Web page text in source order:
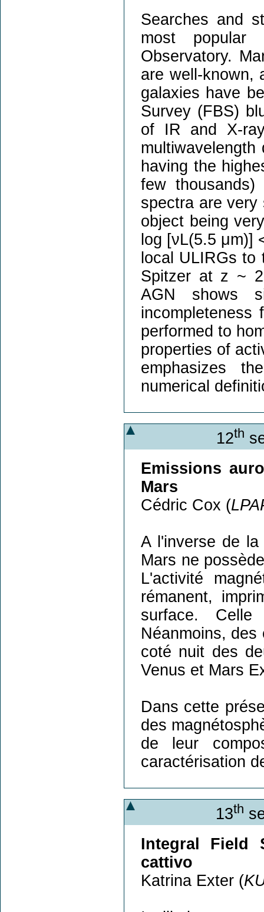
Searches and
most popular
Observatory.
are well-known,
galaxies have
Survey (FBS)
of IR and X-
having the
few
spectra are
object being
log [νL(5.5 μm)]
local ULIRGs
Spitzer at z ~
AGN shows
incompleteness
performed to
properties of
emphasizes
numerical
12th
Emissions
Mars
Cédric Cox (
A l'inverse de
Mars ne
L'activité
rémanent,
surface.
Néanmoins,
coté nuit des
Venus et Mars
Dans cette
des
de leur
caractérisation
13th
Integral Field
cattivo
Katrina Exter (